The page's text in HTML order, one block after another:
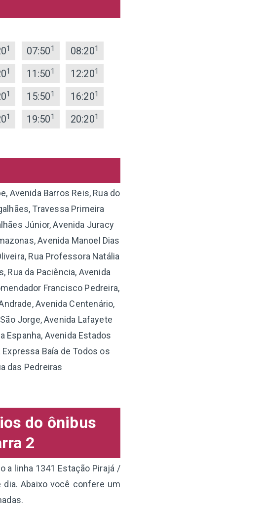
1 07:501 08:201
1 11:501 12:201
1 15:501 16:201
1 19:501 20:201
Avenida Barros Reis, Rua do
Travessa Primeira
Júnior, Avenida Juracy
Avenida Manoel Dias
Rua Professora Natália
Rua da Paciência, Avenida
Francisco Pedreira,
Avenida Centenário,
Jorge, Avenida Lafayete
Espanha, Avenida Estados
Baía de Todos os
das Pedreiras
do ônibus
2
a linha 1341 Estação Pirajá /
Abaixo você confere um